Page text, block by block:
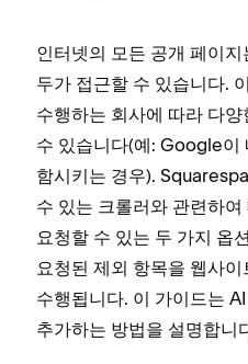
인터넷의 모든 공개 페이
두가 접근할 수 있습니다.
수행하는 회사에 따라 다
수 있습니다(예: Google이
함시키는 경우).
수 있는 크롤러와 관련하
요청할 수 있는 두 가지 옵
요청된 제외 항목을 웹사
수행됩니다. 이 가이드는
추가하는 방법을 설명합니